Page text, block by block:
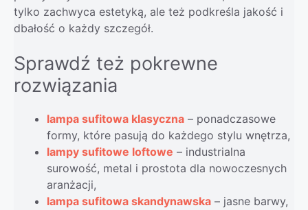
tylko zachwyca estetyką, ale też podkreśla jakość i
dbałość o każdy szczegół.
Sprawdź też pokrewne
rozwiązania
lampa sufitowa klasyczna – ponadczasowe
formy, które pasują do każdego stylu wnętrza,
lampy sufitowe loftowe – industrialna
surowość, metal i prostota dla nowoczesnych
aranżacji,
lampa sufitowa skandynawska – jasne barwy,